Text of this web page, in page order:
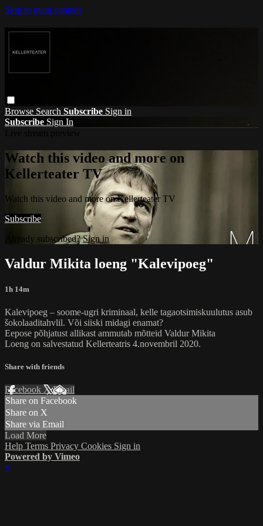
Skip to main content
Browse Search Subscribe Sign in
Subscribe Sign In
Watch this video and more on
Kellerteater TV
Watch this video and more on Kellerteater TV
Subscribe
Already subscribed?Sign in
Valdur Mikita loeng "Kalevipoeg"
1h 14m
Kalevipoeg – soome-ugri kriminaal, kelle tagaotsimiskuulutus asub
šokolaaditahvlil. Või siiski midagi enamat?
Eepose põhjatust allikast ammutab mõtteid Valdur Mikita
Loeng on salvestatud Kellerteatris 4.novembril 2020.
Share with friends
Facebook XEmail
Share on Facebook
Share on X
Share via Email
Load More
Help Terms Privacy Cookies Sign in
Powered by Vimeo
×